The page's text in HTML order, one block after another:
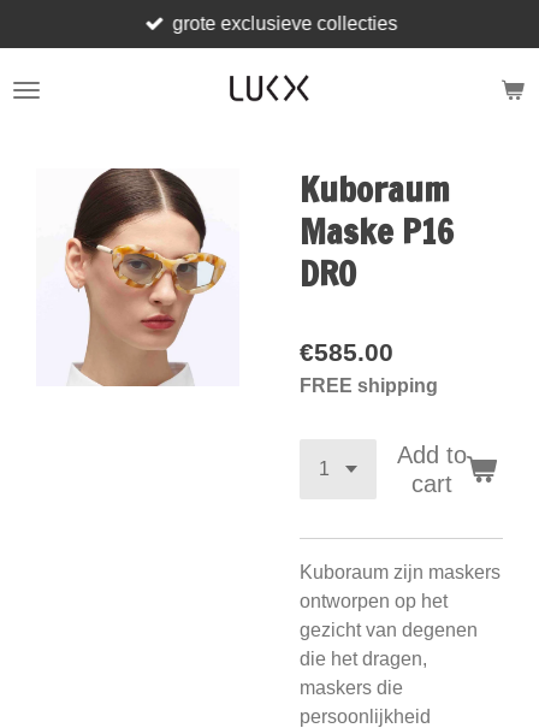
to
main
grote exclusieve collecties
Kuboraum
Maske P16
DRO
€585.00
FREE shipping
Add to
cart
Kuboraum zijn maskers
ontworpen op het
gezicht van degenen
die het dragen,
maskers die
persoonlijkheid